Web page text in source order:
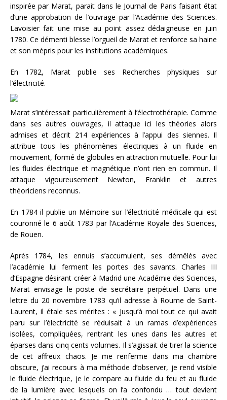
inspirée par Marat, parait dans le Journal de Paris faisant état
d’une approbation de l’ouvrage par l’Académie des Sciences.
Lavoisier fait une mise au point assez dédaigneuse en juin
1780. Ce démenti blesse l’orgueil de Marat et renforce sa haine
et son mépris pour les institutions académiques.
En 1782, Marat publie ses Recherches physiques sur
l’électricité.
Marat s’intéressait particulièrement à l’électrothérapie. Comme
dans ses autres ouvrages, il attaque ici les théories alors
admises et décrit 214 expériences à l’appui des siennes. Il
attribue tous les phénomènes électriques à un fluide en
mouvement, formé de globules en attraction mutuelle. Pour lui
les fluides électrique et magnétique n’ont rien en commun. Il
attaque vigoureusement Newton, Franklin et autres
théoriciens reconnus.
En 1784 il publie un Mémoire sur l’électricité médicale qui est
couronné le 6 août 1783 par l’Académie Royale des Sciences,
de Rouen.
Après 1784, les ennuis s’accumulent, ses démêlés avec
l’académie lui ferment les portes des savants. Charles III
d’Espagne désirant créer à Madrid une Académie des Sciences,
Marat envisage le poste de secrétaire perpétuel. Dans une
lettre du 20 novembre 1783 qu’il adresse à Roume de Saint-
Laurent, il étale ses mérites : « Jusqu’à moi tout ce qui avait
paru sur l’électricité se réduisait à un ramas d’expériences
isolées, compliquées, rentrant les unes dans les autres et
éparses dans cinq cents volumes. Il s’agissait de tirer la science
de cet affreux chaos. Je me renferme dans ma chambre
obscure, j’ai recours à ma méthode d’observer, je rend visible
le fluide électrique, je le compare au fluide du feu et au fluide
de la lumière avec lesquels on l’a confondu … tout devient